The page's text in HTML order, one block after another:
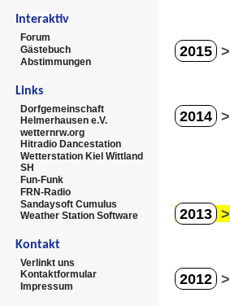
Interaktiv
Forum
Gästebuch
Abstimmungen
Links
Dorfgemeinschaft
Helmerhausen e.V.
wetternrw.org
Hitradio Dancestation
Wetterstation Kiel Wittland
SH
Fun-Funk
FRN-Radio
Sandaysoft Cumulus
Weather Station Software
Kontakt
Verlinkt uns
Kontaktformular
Impressum
2015 >
2014 >
2013 >
2012 >